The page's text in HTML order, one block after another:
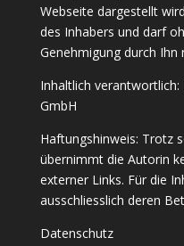
Webseite dargestellt
des Inhabers und darf
Genehmigung durch
Inhaltlich
GmbH
Haftungshinweis: Trotz
übernimmt die Autorin
externer Links. Für die
ausschliesslich deren
Datenschutz